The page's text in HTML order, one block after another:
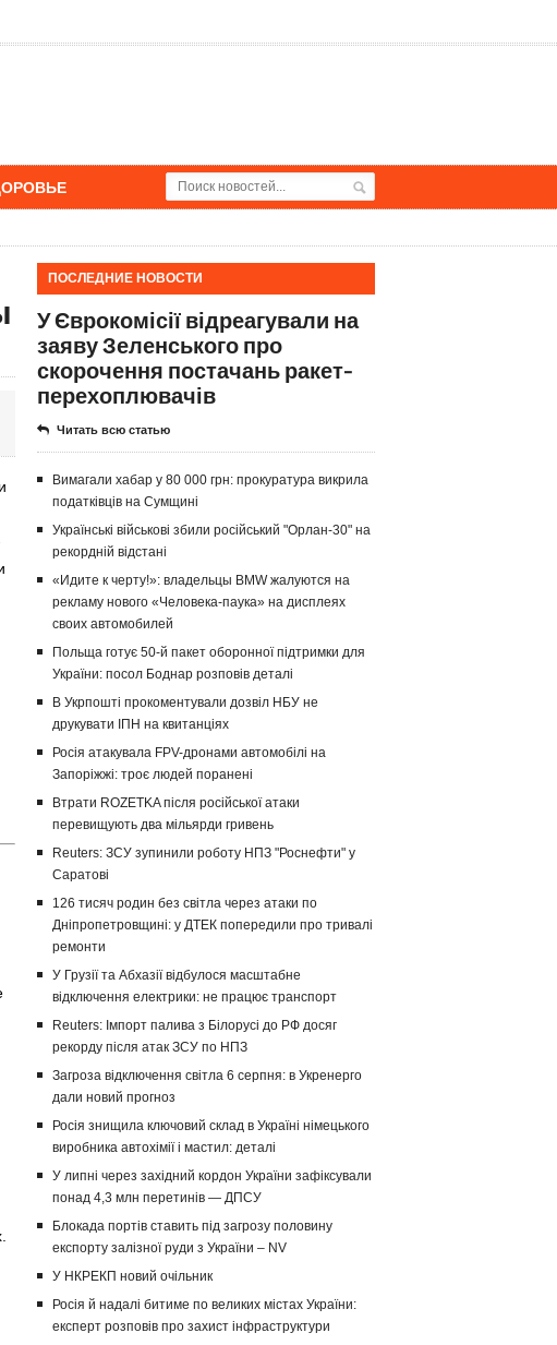
ПОСЛЕДНИЕ НОВОСТИ
У Єврокомісії відреагували на
заяву Зеленського про
скорочення постачань ракет-
перехоплювачів
Читать всю статью
Вимагали хабар у 80 000 грн: прокуратура викрила
податківців на Сумщині
Українські військові збили російський "Орлан-30" на
рекордній відстані
«Идите к черту!»: владельцы BMW жалуются на
рекламу нового «Человека-паука» на дисплеях
своих автомобилей
Польща готує 50-й пакет оборонної підтримки для
України: посол Боднар розповів деталі
В Укрпошті прокоментували дозвіл НБУ не
друкувати ІПН на квитанціях
Росія атакувала FPV-дронами автомобілі на
Запоріжжі: троє людей поранені
Втрати ROZETKA після російської атаки
перевищують два мільярди гривень
Reuters: ЗСУ зупинили роботу НПЗ "Роснефти" у
Саратові
126 тисяч родин без світла через атаки по
Дніпропетровщині: у ДТЕК попередили про тривалі
ремонти
У Грузії та Абхазії відбулося масштабне
відключення електрики: не працює транспорт
Reuters: Імпорт палива з Білорусі до РФ досяг
рекорду після атак ЗСУ по НПЗ
Загроза відключення світла 6 серпня: в Укренерго
дали новий прогноз
Росія знищила ключовий склад в Україні німецького
виробника автохімії і мастил: деталі
У липні через західний кордон України зафіксували
понад 4,3 млн перетинів — ДПСУ
Блокада портів ставить під загрозу половину
експорту залізної руди з України – NV
У НКРЕКП новий очільник
Росія й надалі битиме по великих містах України:
експерт розповів про захист інфраструктури